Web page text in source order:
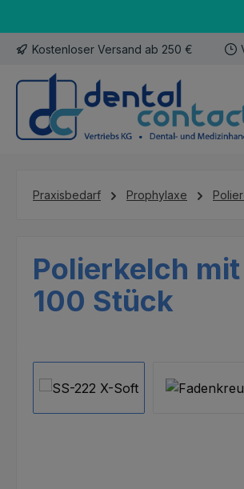
Kostenloser Versand ab 250 €
Praxisbedarf Prophylaxe
Polierkelch
100 Stück